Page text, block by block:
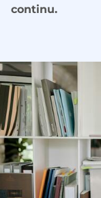
continu.